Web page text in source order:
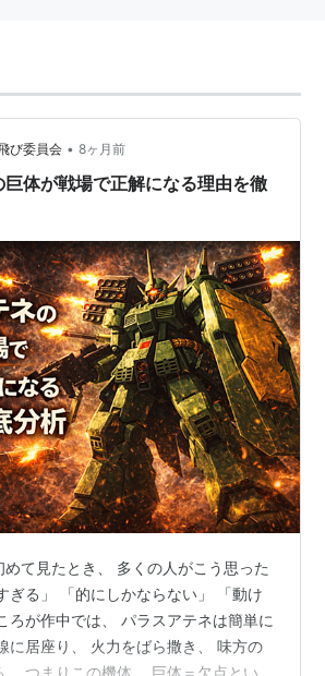
び委員会 • 8ヶ月前
体が戦場で正解になる理由を徹
て見たとき、 多くの人がこう思った
ぎる」 「的にしかならない」 「動け
ろが作中では、 パラスアテネは簡単に
に居座り、 火力をばら撒き、 味方の
つまりこの機体、 巨体＝欠点という